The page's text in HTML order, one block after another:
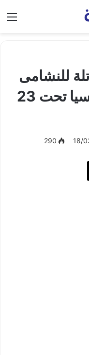
للنشامى
الأولمبي في كأس آسيا تحت 23
18/
290